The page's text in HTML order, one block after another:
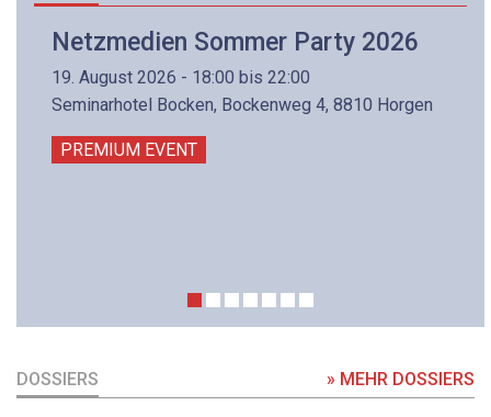
Netzmedien Sommer Party 2026
19. August 2026 - 18:00 bis 22:00
Seminarhotel Bocken, Bockenweg 4, 8810 Horgen
PREMIUM EVENT
DOSSIERS » MEHR DOSSIERS